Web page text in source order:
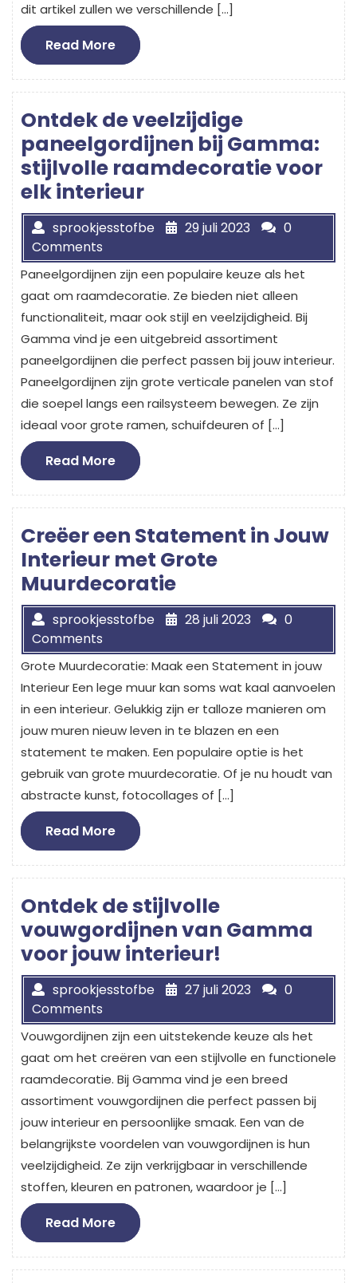
dit artikel zullen we verschillende […]
Read MoreRead
More
Ontdek de veelzijdige
paneelgordijnen bij Gamma:
stijlvolle raamdecoratie voor
elk interieur
sprookjesstofbe 29 juli 2023
0
Comments
Paneelgordijnen zijn een populaire keuze als het
gaat om raamdecoratie. Ze bieden niet alleen
functionaliteit, maar ook stijl en veelzijdigheid. Bij
Gamma vind je een uitgebreid assortiment
paneelgordijnen die perfect passen bij jouw interieur.
Paneelgordijnen zijn grote verticale panelen van stof
die soepel langs een railsysteem bewegen. Ze zijn
ideaal voor grote ramen, schuifdeuren of […]
Read MoreRead
More
Creëer een Statement in Jouw
Interieur met Grote
Muurdecoratie
sprookjesstofbe 28 juli 2023
0
Comments
Grote Muurdecoratie: Maak een Statement in jouw
Interieur Een lege muur kan soms wat kaal aanvoelen
in een interieur. Gelukkig zijn er talloze manieren om
jouw muren nieuw leven in te blazen en een
statement te maken. Een populaire optie is het
gebruik van grote muurdecoratie. Of je nu houdt van
abstracte kunst, fotocollages of […]
Read MoreRead
More
Ontdek de stijlvolle
vouwgordijnen van Gamma
voor jouw interieur!
sprookjesstofbe 27 juli 2023
0
Comments
Vouwgordijnen zijn een uitstekende keuze als het
gaat om het creëren van een stijlvolle en functionele
raamdecoratie. Bij Gamma vind je een breed
assortiment vouwgordijnen die perfect passen bij
jouw interieur en persoonlijke smaak. Een van de
belangrijkste voordelen van vouwgordijnen is hun
veelzijdigheid. Ze zijn verkrijgbaar in verschillende
stoffen, kleuren en patronen, waardoor je […]
Read MoreRead
More